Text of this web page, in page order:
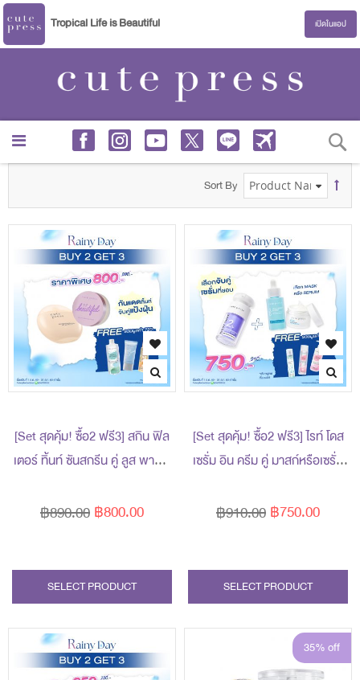
Tropical Life is Beautiful เปิดในแอป
Sort By
[Set สุดคุ้ม! ซื้อ2 ฟรี3] สกิน ฟิล
เตอร์ ทิ้นท์ ซันสกรีน คู่ ลูส พาวเด
ปกติ 890 บาท รับฟรี! ของแถม 3
฿800.00
฿890.00
SELECT PRODUCT
[Set สุดคุ้ม! ซื้อ2 ฟรี3] ไรท์ โดส
เซรั่ม อิน ครีม คู่ มาสก์หรือเซรั่ม
910 บาท (รับฟรี! ของแถม 3 ชิ้น
฿750.00
฿910.00
SELECT PRODUCT
35% off